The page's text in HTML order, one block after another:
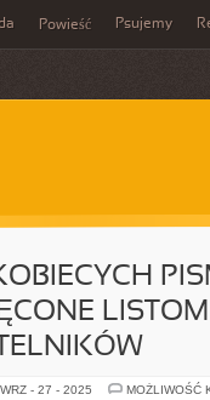
Powieść Psujemy
- 27 - 2025
MOŻLIWOŚĆ